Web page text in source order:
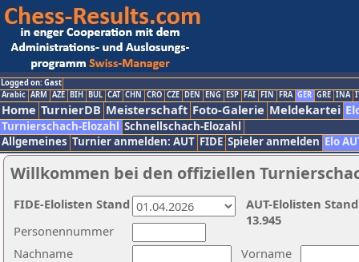
Logged on: Gast
Arabic ARM AZE BIH BUL CAT CHN CRO CZE DEN ENG ESP FAI FIN FRA GER GRE INA
Home TurnierDB Meisterschaft Foto-Galerie Meldekartei
Turnierschach-Elozahl Schnellschach-Elozahl
Allgemeines Turnier anmelden: AUT FIDE Spieler anmelden Elo
Willkommen bei den offiziellen
Nachname
Vorname
Personennummer
AUT-Elolisten
13.945
FIDE-Elolisten Stand